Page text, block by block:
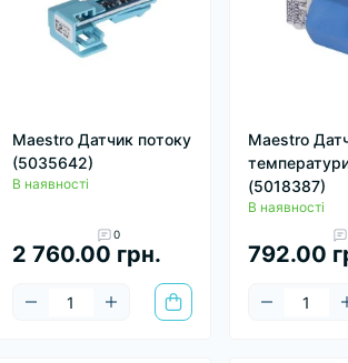
Maestro Датчик потоку
(5035642)
В наявності
0
2 760.00 грн.
Maestro
(5018387)
В наявності
792.00